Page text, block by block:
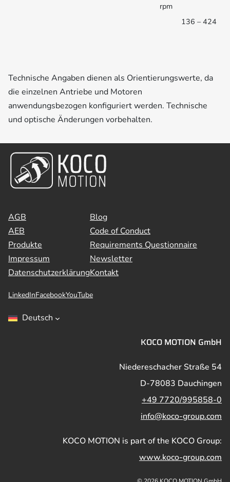
rpm
136 – 424
Technische Angaben dienen als Orientierungswerte, da
die einzelnen Antriebe und Motoren
anwendungsbezogen konfiguriert werden. Technische
und optische Änderungen vorbehalten.
AGB
AEB
Produkte
Impressum
Datenschutzerklärung
Blog
Code of Conduct
Requirements Questionnaire
Newsletter
Kontakt
LinkedInFacebookYouTube
Deutsch
KOCO MOTION GmbH
Niedereschacher Straße 54
D-78083 Dauchingen
+49 7720/995858-0
info@koco-group.com
KOCO MOTION is part of the KOCO Group:
www.koco-group.com